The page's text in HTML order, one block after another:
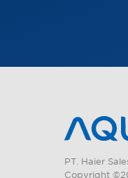
PT. Haier
Copyright